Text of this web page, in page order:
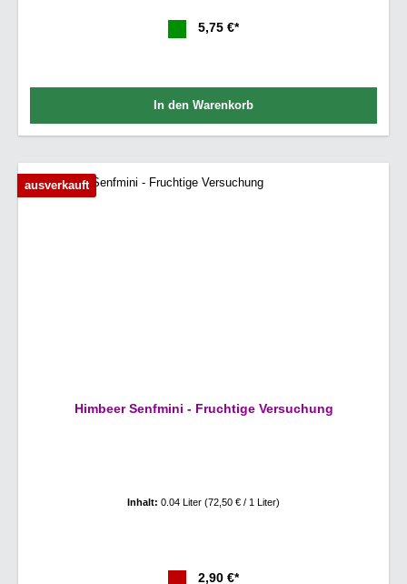
5,75 €*
In den Warenkorb
ausverkauft
Himbeer Senfmini - Fruchtige Versuchung
Inhalt: 0.04 Liter (72,50 € / 1 Liter)
2,90 €*